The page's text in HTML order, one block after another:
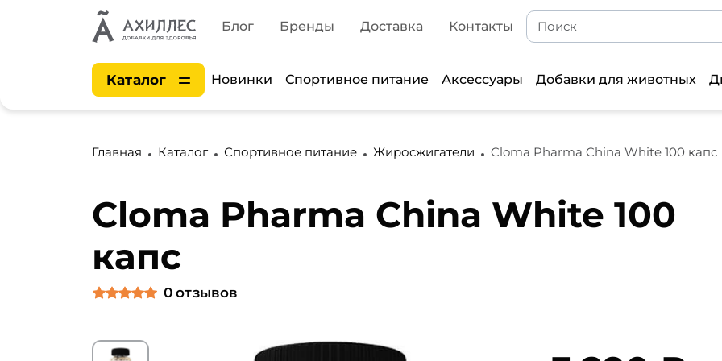
Блог Бренды Доставка Контакты
Каталог Новинки Спортивное питание Аксессуары Добавки для животных
Главная Каталог Спортивное питание Жиросжигатели Cloma Pharma China White 100 капс
Cloma Pharma China White 100
капс
0 отзывов